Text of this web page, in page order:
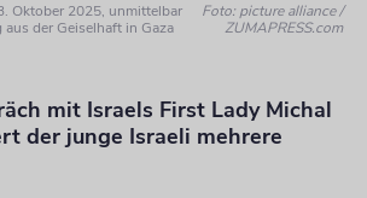
Oktober 2025, unmittelbar
der Geiselhaft in Gaza
Foto: picture alliance /
ZUMAPRESS.com
mit Israels First Lady Michal
der junge Israeli mehrere